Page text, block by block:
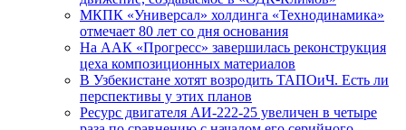
МКПК «Универсал» холдинга «Технодинамика»
отмечает 80 лет со дня основания
На ААК «Прогресс» завершилась реконструкция
цеха композиционных материалов
В Узбекистане хотят возродить ТАПОиЧ. Есть ли
перспективы у этих планов
Ресурс двигателя АИ-222-25 увеличен в четыре